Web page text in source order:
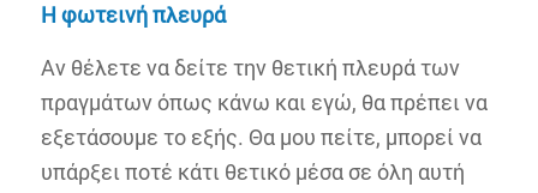
Η φωτεινή πλευρά
Αν θέλετε να δείτε την θετική πλευρά των
πραγμάτων όπως κάνω και εγώ, θα πρέπει να
εξετάσουμε το εξής. Θα μου πείτε, μπορεί να
υπάρξει ποτέ κάτι θετικό μέσα σε όλη αυτή